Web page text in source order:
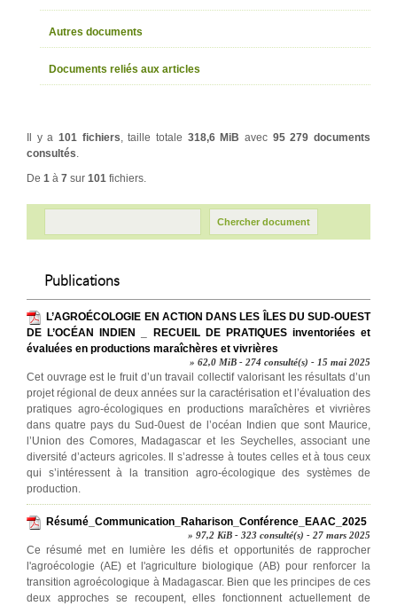
Autres documents
Documents reliés aux articles
Il y a 101 fichiers, taille totale 318,6 MiB avec 95 279 documents
consultés.
De 1 à 7 sur 101 fichiers.
Publications
L’AGROÉCOLOGIE EN ACTION DANS LES ÎLES DU SUD-OUEST
DE L’OCÉAN INDIEN _ RECUEIL DE PRATIQUES inventoriées et
évaluées en productions maraîchères et vivrières
» 62,0 MiB - 274 consulté(s) - 15 mai 2025
Cet ouvrage est le fruit d’un travail collectif valorisant les résultats d’un
projet régional de deux années sur la caractérisation et l’évaluation des
pratiques agro-écologiques en productions maraîchères et vivrières
dans quatre pays du Sud-0uest de l’océan Indien que sont Maurice,
l’Union des Comores, Madagascar et les Seychelles, associant une
diversité d’acteurs agricoles. Il s’adresse à toutes celles et à tous ceux
qui s’intéressent à la transition agro-écologique des systèmes de
production.
Résumé_Communication_Raharison_Conférence_EAAC_2025
» 97,2 KiB - 323 consulté(s) - 27 mars 2025
Ce résumé met en lumière les défis et opportunités de rapprocher
l'agroécologie (AE) et l'agriculture biologique (AB) pour renforcer la
transition agroécologique à Madagascar. Bien que les principes de ces
deux approches se recoupent, elles fonctionnent actuellement de